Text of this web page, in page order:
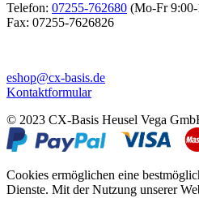
Telefon: 07255-762680 (Mo-Fr
Fax: 07255-7626826
eshop@cx-basis.de
Kontaktformular
© 2023 CX-Basis Heusel Vega
Cookies ermöglichen eine
Dienste. Mit der Nutzung unserer